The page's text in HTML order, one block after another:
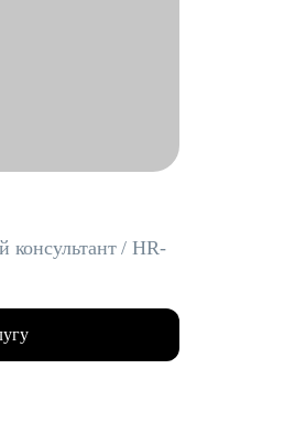
консультант / HR-